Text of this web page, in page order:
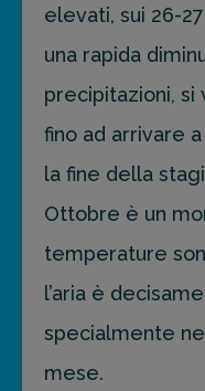
elevati, sui 26-
una rapida
precipitazioni,
fino ad arrivare
la fine della
Ottobre è un
temperature
l’aria è
specialmente
mese.